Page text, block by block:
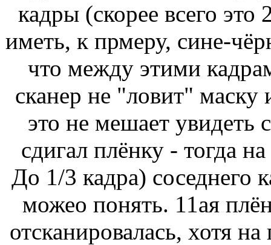
кадры (скорее всего
иметь, к прмеру, сине-
что между этими
сканер не "ловит"
это не мешает увидеть
сдигал плёнку - тогда
До 1/3 кадра) соседнего
можео понять. 11ая
отсканировалась, хотя